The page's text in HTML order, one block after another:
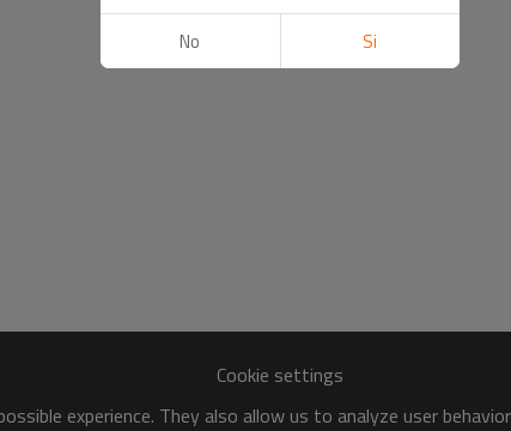
Cookie settings
experience. They also allow us to analyze user
No Si